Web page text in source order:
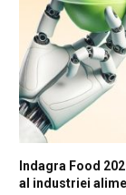
Indagra Food
al industriei